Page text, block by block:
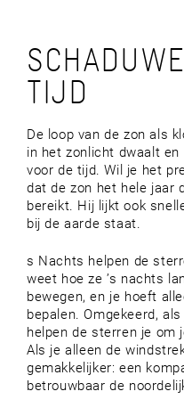
TIJD
De loop van de zon als
in het zonlicht dwaalt
voor de tijd. Wil je het
dat de zon het hele jaar
bereikt. Hij lijkt ook
bij de aarde staat.
s Nachts helpen de
weet hoe ze ’s nachts
bewegen, en je hoeft
bepalen. Omgekeerd,
helpen de sterren je om
Als je alleen de
gemakkelijker: een
betrouwbaar de